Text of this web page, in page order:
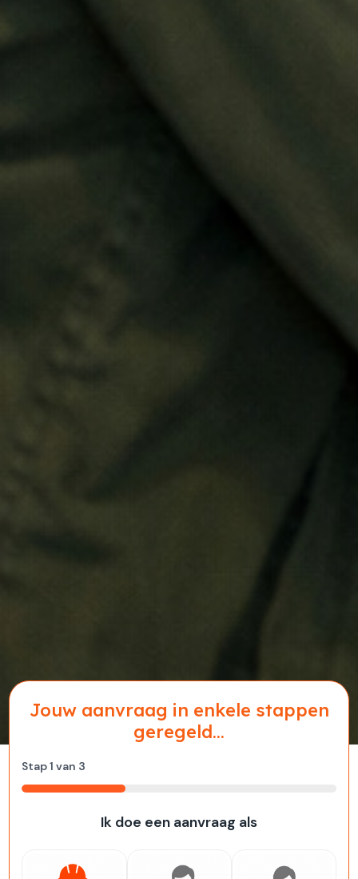
Jouw aanvraag in enkele stappen
geregeld...
Stap1 van 3
33%
Ik doe een aanvraag als